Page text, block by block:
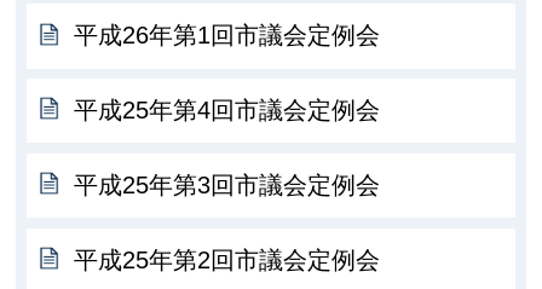
平成26年第1回市議会定例会
平成25年第4回市議会定例会
平成25年第3回市議会定例会
平成25年第2回市議会定例会